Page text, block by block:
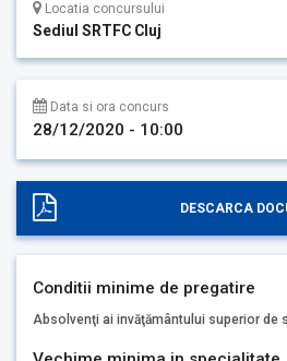
Locatia concursului
Sediul SRTFC Cluj
Data si ora concurs
28/12/2020 - 10:00
DESCARCA
Conditii minime de pregatire
Absolvenţi ai invăţământului superior de